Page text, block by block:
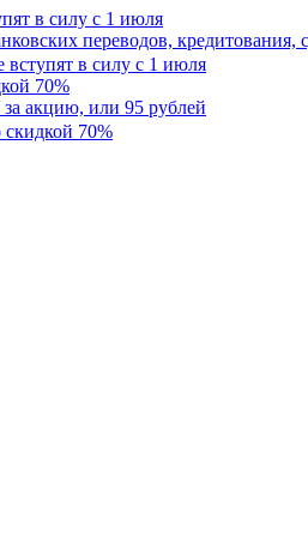
в силу с 1 июля
переводов, кредитования,
70%
акцию, или 95 рублей